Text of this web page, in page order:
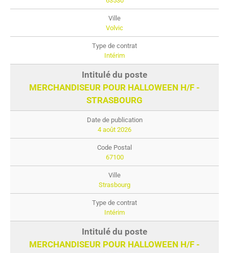
Volvic
Intérim
MERCHANDISEUR POUR HALLOWEEN H/F -
STRASBOURG
4 août 2026
67100
Strasbourg
Intérim
MERCHANDISEUR POUR HALLOWEEN H/F -